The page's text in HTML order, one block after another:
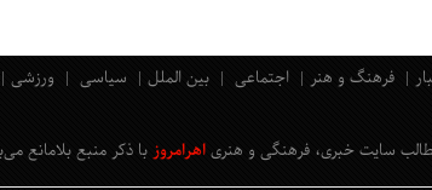
فرهنگ و هنر اجتماعی بین الملل سیاسی ورزشی
سایت خبری، فرهنگی و هنری اهرامروز با ذکر منبع بلامانع